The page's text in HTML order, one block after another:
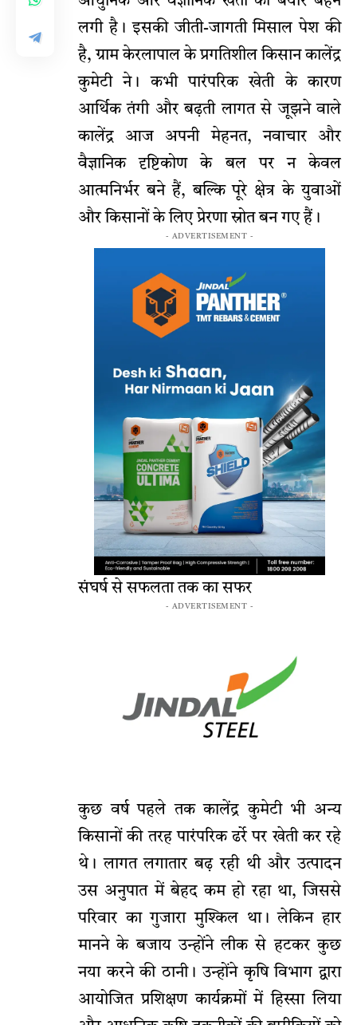
लगी है। इसकी जीती-जागती मिसाल पेश की
है, ग्राम केरलापाल के प्रगतिशील किसान कालेंद्र
कुमेटी ने। कभी पारंपरिक खेती के कारण
आर्थिक तंगी और बढ़ती लागत से जूझने वाले
कालेंद्र आज अपनी मेहनत, नवाचार और
वैज्ञानिक दृष्टिकोण के बल पर न केवल
आत्मनिर्भर बने हैं, बल्कि पूरे क्षेत्र के युवाओं
और किसानों के लिए प्रेरणा स्रोत बन गए हैं।
- ADVERTISEMENT -
​संघर्ष से सफलता तक का सफर
- ADVERTISEMENT -
​कुछ वर्ष पहले तक कालेंद्र कुमेटी भी अन्य
किसानों की तरह पारंपरिक ढर्रे पर खेती कर रहे
थे। लागत लगातार बढ़ रही थी और उत्पादन
उस अनुपात में बेहद कम हो रहा था, जिससे
परिवार का गुजारा मुश्किल था। लेकिन हार
मानने के बजाय उन्होंने लीक से हटकर कुछ
नया करने की ठानी। उन्होंने कृषि विभाग द्वारा
आयोजित प्रशिक्षण कार्यक्रमों में हिस्सा लिया